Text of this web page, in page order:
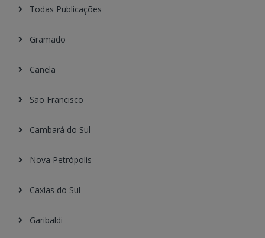
Todas Publicações
Gramado
Canela
São Francisco
Cambará do Sul
Nova Petrópolis
Caxias do Sul
Garibaldi